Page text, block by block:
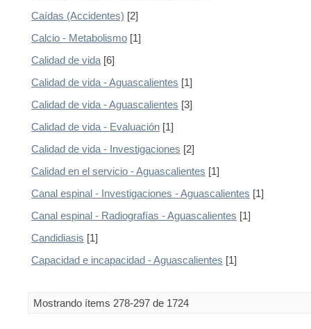
Caídas (Accidentes) [2]
Calcio - Metabolismo [1]
Calidad de vida [6]
Calidad de vida - Aguascalientes [1]
Calidad de vida - Aguascalientes [3]
Calidad de vida - Evaluación [1]
Calidad de vida - Investigaciones [2]
Calidad en el servicio - Aguascalientes [1]
Canal espinal - Investigaciones - Aguascalientes [1]
Canal espinal - Radiografías - Aguascalientes [1]
Candidiasis [1]
Capacidad e incapacidad - Aguascalientes [1]
Mostrando ítems 278-297 de 1724